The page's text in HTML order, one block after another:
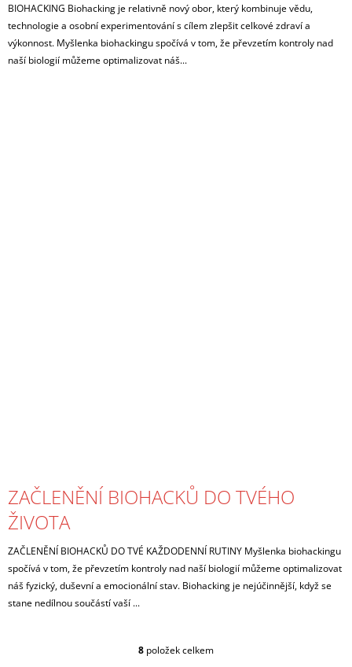
BIOHACKING Biohacking je relativně nový obor, který kombinuje vědu,
technologie a osobní experimentování s cílem zlepšit celkové zdraví a
výkonnost. Myšlenka biohackingu spočívá v tom, že převzetím kontroly nad
naší biologií můžeme optimalizovat náš...
ZAČLENĚNÍ BIOHACKŮ DO TVÉHO
ŽIVOTA
ZAČLENĚNÍ BIOHACKŮ DO TVÉ KAŽDODENNÍ RUTINY Myšlenka biohackingu
spočívá v tom, že převzetím kontroly nad naší biologií můžeme optimalizovat
náš fyzický, duševní a emocionální stav. Biohacking je nejúčinnější, když se
stane nedílnou součástí vaší ...
O
8 položek celkem